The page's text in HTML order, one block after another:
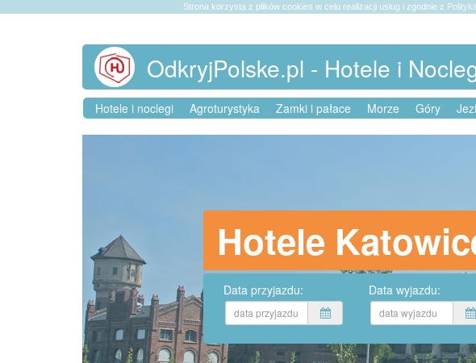
Strona korzysta z plików cookies w celu realizacji usług i zgodnie z
OdkryjPolske.pl - Hotele i
Hotele i noclegi Agroturystyka Zamki i pałace Morze Góry
Hotele
Data przyjazdu: Data wyjazdu: